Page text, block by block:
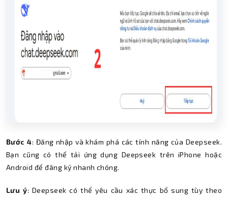
Bước 4: Đăng nhập và khám phá các tính năng của Deepseek.
Bạn cũng có thể tải ứng dụng Deepseek trên iPhone hoặc
Android để đăng ký nhanh chóng.
Lưu ý: Deepseek có thể yêu cầu xác thực bổ sung tùy theo